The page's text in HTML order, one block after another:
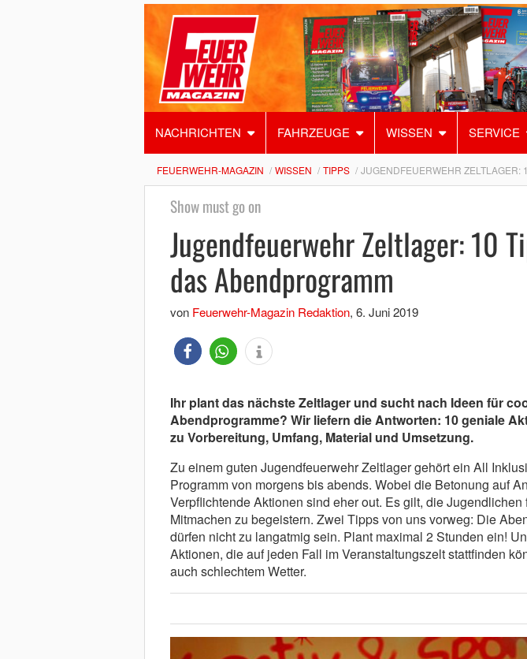
NACHRICHTEN FAHRZEUGE WISSEN SERVICE
FEUERWEHR-MAGAZIN WISSEN TIPPS JUGENDFEUERWEHR ZELTLAGER:
Show must go on
Jugendfeuerwehr Zeltlager: 10
das Abendprogramm
von Feuerwehr-Magazin Redaktion, 6. Juni 2019
Ihr plant das nächste Zeltlager und sucht nach Ideen für
Abendprogramme? Wir liefern die Antworten: 10 geniale
zu Vorbereitung, Umfang, Material und Umsetzung.
Zu einem guten Jugendfeuerwehr Zeltlager gehört ein All
Programm von morgens bis abends. Wobei die Betonung auf
Verpflichtende Aktionen sind eher out. Es gilt, die Jugendlichen
Mitmachen zu begeistern. Zwei Tipps von uns vorweg: Die
dürfen nicht zu langatmig sein. Plant maximal 2 Stunden ein!
Aktionen, die auf jeden Fall im Veranstaltungszelt stattfinden
auch schlechtem Wetter.